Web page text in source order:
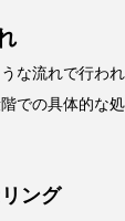
な流れで行わ
での具体的な
ング